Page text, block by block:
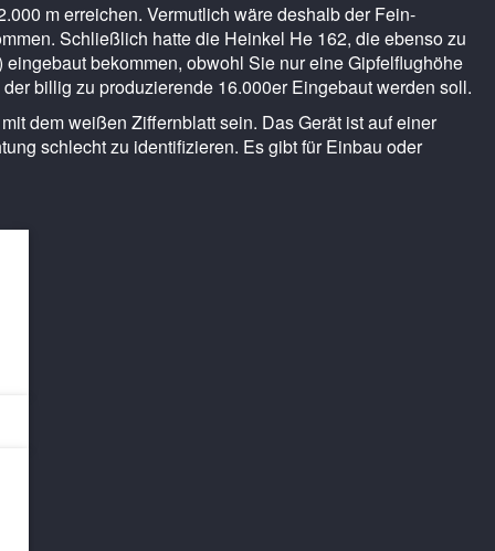
m erreichen. Vermutlich wäre deshalb der Fein-
Schließlich hatte die Heinkel He 162, die ebenso zu
bekommen, obwohl Sie nur eine Gipfelflughöhe
billig zu produzierende 16.000er Eingebaut werden soll.
dem weißen Ziffernblatt sein. Das Gerät ist auf einer
schlecht zu identifizieren. Es gibt für Einbau oder